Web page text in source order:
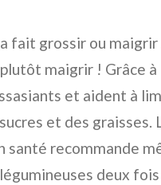
fait grossir ou maigrir
maigrir ! Grâce à
et aident à
et des graisses.
santé recommande
deux